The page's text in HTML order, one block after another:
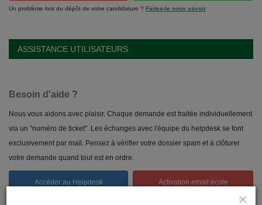
Un problème lors du dépôt de votre candidature ? Faites-le nous savoir
ASSISTANCE UTILISATEURS
Besoin d'aide ?
Nous vous aidons avec plaisir. Chaque demande est traitée individuellement
via un "numéro de ticket". Les échanges avec l'équipe du helpdesk se font
exclusivement par mail. Pensez à vérifier votre dossier spam et à clôturer
votre demande quand tout est en ordre.
Accéder au Helpdesk Activation email école